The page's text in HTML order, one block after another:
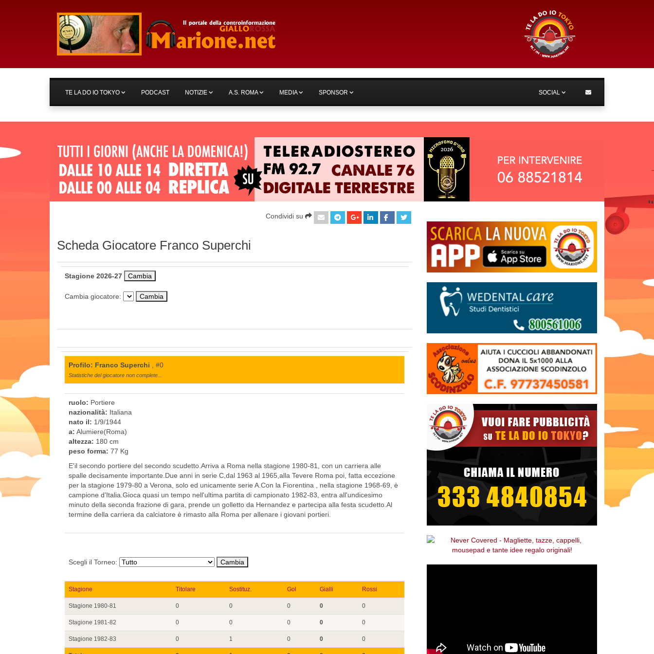
TE LA DO IO TOKYO PODCAST NOTIZIE A.S. ROMA MEDIA SPONSOR SOCIAL
Condividi su
Scheda Giocatore Franco Superchi
Stagione 2026-27
Cambia giocatore:
Profilo: Franco Superchi , #0
Statistiche del giocatore non complete...
ruolo: Portiere
nazionalità: Italiana
nato il: 1/9/1944
a: Alumiere(Roma)
altezza: 180 cm
peso forma: 77 Kg
E'il secondo portiere del secondo scudetto.Arriva a Roma nella stagione 1980-81, con un carriera alle
spalle decisamente importante.Due anni in serie C,dal 1963 al 1965,alla Tevere Roma poi, fatta eccezione
per la stagione 1979-80 a Verona, solo ed unicamente serie A.Con la Fiorentina , nella stagione 1968-69, è
campione d'Italia.Gioca quasi un tempo nell'ultima partita di campionato 1982-83, entra all'undicesimo
minuto della seconda frazione di gara, prende un golletto da Hernandez e partecipa alla festa scudetto.Al
termine della carriera da calciatore è rimasto alla Roma per allenare i giovani portieri.
Scegli il Torneo:
Stagione Titolare Sostituz. Gol Gialli Rossi
Stagione 1980-81 0 0 0 0 0
Stagione 1981-82 0 0 0 0 0
Stagione 1982-83 0 1 0 0 0